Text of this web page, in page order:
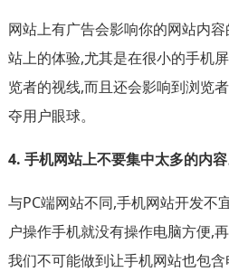
网站上有广告会影响你的网站内
站上的体验,尤其是在很小的手机
览者的视线,而且还会影响到浏览
夺用户眼球。
4. 手机网站上不要集中太多的内容
与PC端网站不同,手机网站开发不
户操作手机就没有操作电脑方便,
我们不可能做到让手机网站也包